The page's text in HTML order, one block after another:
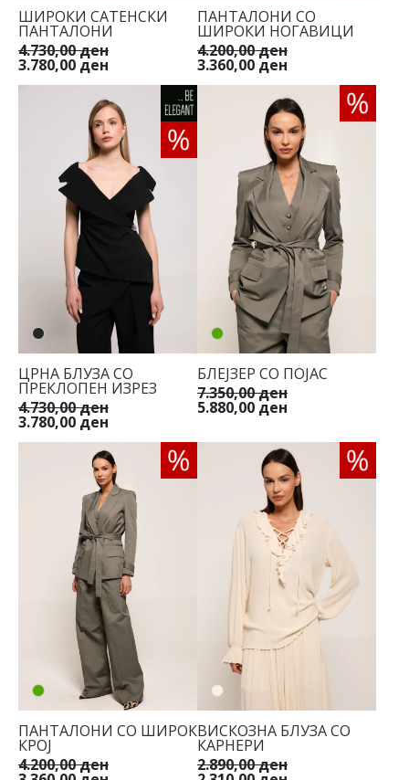
ШИРОКИ САТЕНСКИ
ПАНТАЛОНИ
4.730,00 ден
3.780,00 ден
ПАНТАЛОНИ СО
ШИРОКИ НОГАВИЦИ
4.200,00 ден
3.360,00 ден
ЦРНА БЛУЗА СО
ПРЕКЛОПЕН ИЗРЕЗ
4.730,00 ден
3.780,00 ден
БЛЕЈЗЕР СО ПОЈАС
7.350,00 ден
5.880,00 ден
ПАНТАЛОНИ СО ШИРОК
КРОЈ
4.200,00 ден
ВИСКОЗНА БЛУЗА СО
КАРНЕРИ
2.890,00 ден